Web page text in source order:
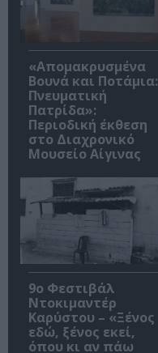
«Απομακρυσμένα
Βουνά και Ποτάμια:
Πνευματική
Πατρίδα»:
Περιοδική έκθεση
στο Διαχρονικό
Μουσείο Αίγινας
9ο Φεστιβάλ
Ντοκιμαντέρ
Καρύστου – «Ξένος
εδώ, ξένος εκεί,
όπου κι αν πάω